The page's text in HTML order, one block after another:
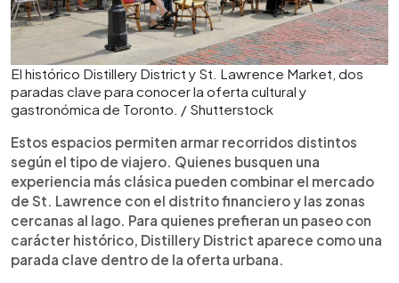
El histórico Distillery District y St. Lawrence Market, dos
paradas clave para conocer la oferta cultural y
gastronómica de Toronto. / Shutterstock
Estos espacios permiten armar recorridos distintos
según el tipo de viajero. Quienes busquen una
experiencia más clásica pueden combinar el mercado
de St. Lawrence con el distrito financiero y las zonas
cercanas al lago. Para quienes prefieran un paseo con
carácter histórico, Distillery District aparece como una
parada clave dentro de la oferta urbana.